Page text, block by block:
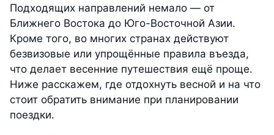
Подходящих направлений немало — от
Ближнего Востока до Юго-Восточной Азии.
Кроме того, во многих странах действуют
безвизовые или упрощённые правила въезда,
что делает весенние путешествия ещё проще.
Ниже расскажем, где отдохнуть весной и на что
стоит обратить внимание при планировании
поездки.